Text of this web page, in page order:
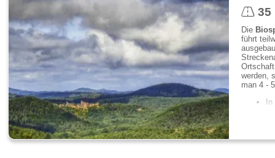
35
Die
führt
werden,
man 4 -
In